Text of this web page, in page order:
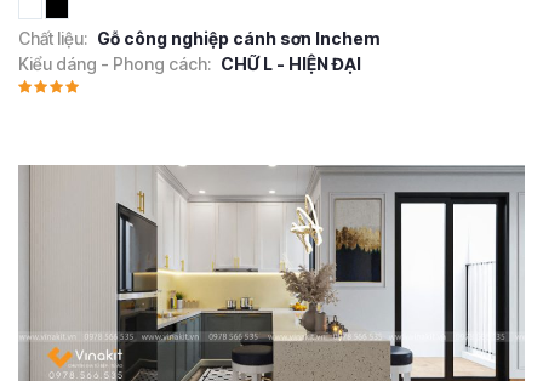
Chất liệu: Gỗ công nghiệp cánh sơn Inchem
Kiểu dáng - Phong cách: CHỮ L - HIỆN ĐẠI